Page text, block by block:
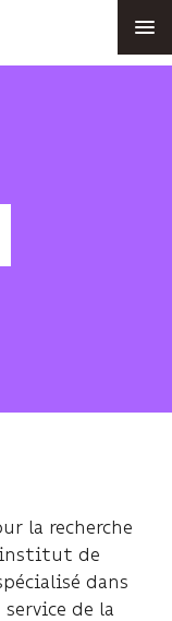
la recherche
institut de
dans
de la